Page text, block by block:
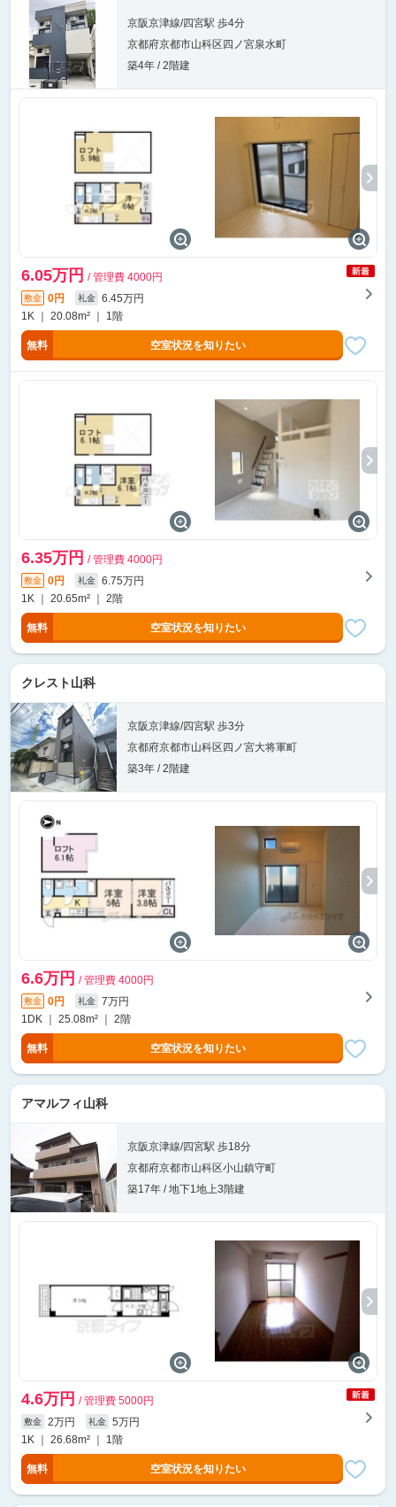
京阪京津線/四宮駅 歩4分
京都府京都市山科区四ノ宮泉水町
築4年 / 2階建
6.05万円 / 管理費 4000円
敷金 0円 礼金
6.45万円
1K ｜ 20.08m² ｜ 1階
無料 空室状況を知りたい
6.35万円 / 管理費 4000円
敷金 0円 礼金
6.75万円
1K ｜ 20.65m² ｜ 2階
無料 空室状況を知りたい
クレスト山科
京阪京津線/四宮駅 歩3分
京都府京都市山科区四ノ宮大将軍町
築3年 / 2階建
6.6万円 / 管理費 4000円
敷金 0円 礼金
7万円
1DK ｜ 25.08m² ｜ 2階
無料 空室状況を知りたい
アマルフィ山科
京阪京津線/四宮駅 歩18分
京都府京都市山科区小山鎮守町
築17年 / 地下1地上3階建
4.6万円 / 管理費 5000円
敷金 2万円 礼金
5万円
1K ｜ 26.68m² ｜ 1階
無料 空室状況を知りたい